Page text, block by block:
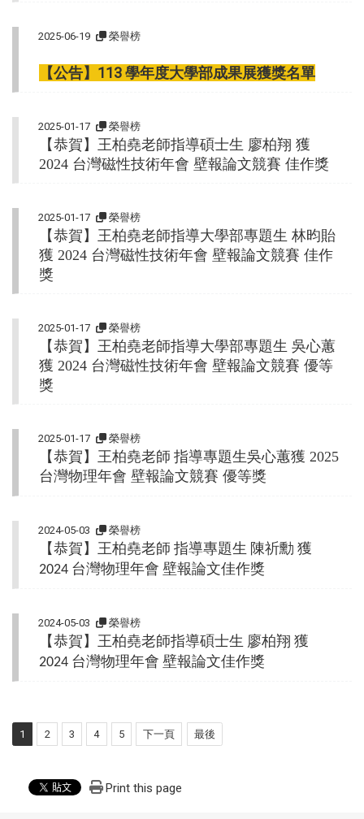
2025-06-19 榮譽榜
【公告】113 學年度大學部成果展獲獎名單
2025-01-17 榮譽榜
【恭賀】王柏堯老師指導碩士生 廖柏翔 獲
2024 台灣磁性技術年會 壁報論文競賽 佳作獎
2025-01-17 榮譽榜
【恭賀】王柏堯老師指導大學部專題生 林昀貽
獲 2024 台灣磁性技術年會 壁報論文競賽 佳作
獎
2025-01-17 榮譽榜
【恭賀】王柏堯老師指導大學部專題生 吳心蕙
獲 2024 台灣磁性技術年會 壁報論文競賽 優等
獎
2025-01-17 榮譽榜
【恭賀】王柏堯老師 指導專題生吳心蕙獲 2025
台灣物理年會 壁報論文競賽 優等獎
2024-05-03 榮譽榜
【恭賀】王柏堯老師 指導專題生 陳祈勳 獲
2024 台灣物理年會 壁報論文佳作獎
2024-05-03 榮譽榜
【恭賀】王柏堯老師指導碩士生 廖柏翔 獲
2024 台灣物理年會 壁報論文佳作獎
1 2 3 4 5 下一頁 最後
Print this page